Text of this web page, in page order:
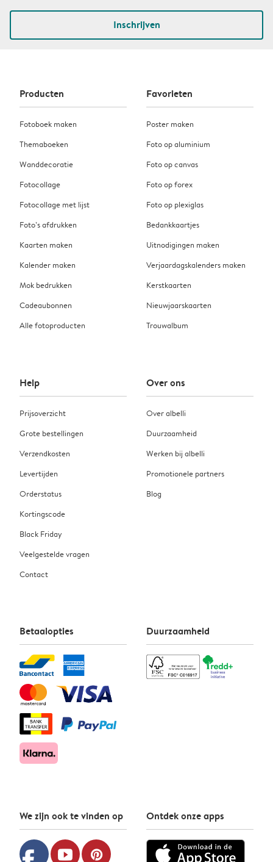
Inschrijven
Producten
Fotoboek maken
Themaboeken
Wanddecoratie
Fotocollage
Fotocollage met lijst
Foto’s afdrukken
Kaarten maken
Kalender maken
Mok bedrukken
Cadeaubonnen
Alle fotoproducten
Favorieten
Poster maken
Foto op aluminium
Foto op canvas
Foto op forex
Foto op plexiglas
Bedankkaartjes
Uitnodigingen maken
Verjaardagskalenders maken
Kerstkaarten
Nieuwjaarskaarten
Trouwalbum
Help
Prijsoverzicht
Grote bestellingen
Verzendkosten
Levertijden
Orderstatus
Kortingscode
Black Friday
Veelgestelde vragen
Contact
Over ons
Over albelli
Duurzaamheid
Werken bij albelli
Promotionele partners
Blog
Betaalopties Duurzaamheid
We zijn ook te vinden op
youtube pinterest
Ontdek onze apps